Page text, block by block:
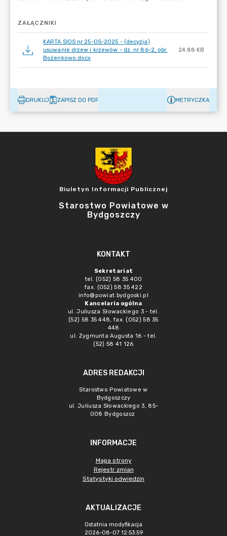
ZAŁĄCZNIKI
KARTA SIOS nr 25-OS-2025 - (decyzja)
usuwanie drzew i krzewów - dz. nr 86-2, obr.
Bożenkowo.docx
24.88 KB
DRUKUJ ZAPISZ DO PDF METRYCZKA
Biuletyn Informacji Publicznej
Starostwo Powiatowe w
Bydgoszczy
KONTAKT
Sekretariat
tel. (052) 58 35 400
fax. (052) 58 35 422
info@powiat.bydgoski.pl
Kancelaria ogólna
ul. Juliusza Słowackiego 3 - tel.
(52) 58 35 448, fax. (052) 58 35
448
ul. Zygmunta Augusta 16 - tel.
(52) 58 41 126
ADRES REDAKCJI
Starostwo Powiatowe w
Bydgoszczy
ul. Juliusza Słowackiego 3, 85-
008 Bydgoszcz
INFORMACJE
Mapa strony
Rejestr zmian
Statystyki odwiedzin
AKTUALIZACJE
Ostatnia modyfikacja
2026-08-07 12:53:59